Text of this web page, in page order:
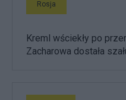
Rosja
Kreml wściekły po
Zacharowa dostała